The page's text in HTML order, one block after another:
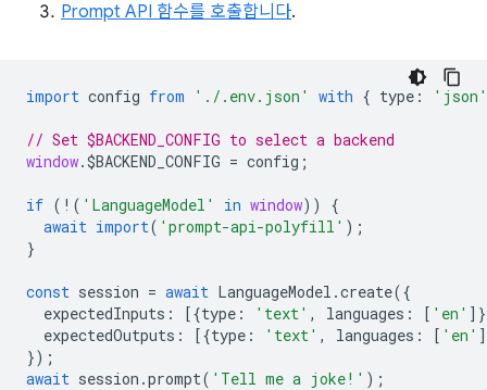
Prompt API 함수를 호출합니다.
import config from './.env.json' with { type : 'json'
// Set $BACKEND_CONFIG to select a backend
window.$BACKEND_CONFIG = config ;
if ( ! ( 'LanguageModel' in window))
{
await import( 'prompt-api-polyfill' );
}
const session = await LanguageModel .create({
expectedInputs : [{type : 'text' , languages : [ 'en'
expectedOutputs : [{type : 'text' , languages : [ 'en'
});
await session .prompt( 'Tell me a joke!' );